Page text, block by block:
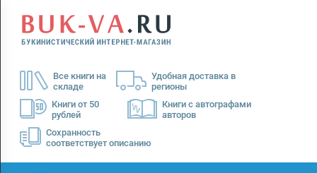
Все книги на
складе
Удобная доставка в
регионы
Книги от 50
рублей
Книги с автографами
авторов
Сохранность
соответствует описанию
Menu
Доставка
Оплата